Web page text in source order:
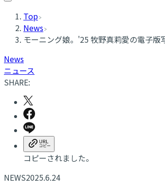
Top
News
モーニング娘。'25 牧野真莉愛の電子版
News
ニュース
SHARE:
コピーされました。
NEWS2025.6.24